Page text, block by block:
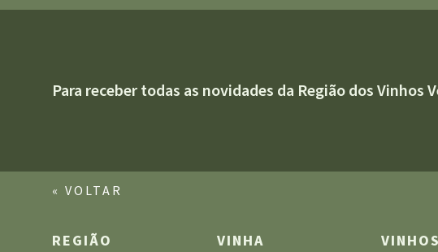
Para receber todas as novidades da Região dos Vinhos
« VOLTAR
REGIÃO
VINHA
VINHOS